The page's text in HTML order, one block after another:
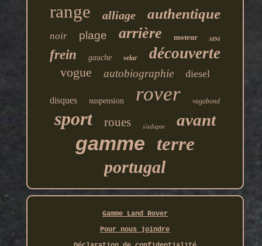
range alliage authentique
noir plage arrière moteur l494
frein gauche velar découverte
vogue autobiographie diesel
disques suspension rover vagabond
sport roues s'adapte avant
gamme terre
portugal
Gamme Land Rover
Pour nous joindre